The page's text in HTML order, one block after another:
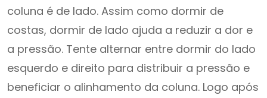
coluna é de lado. Assim como dormir de
costas, dormir de lado ajuda a reduzir a dor e
a pressão. Tente alternar entre dormir do lado
esquerdo e direito para distribuir a pressão e
beneficiar o alinhamento da coluna. Logo após